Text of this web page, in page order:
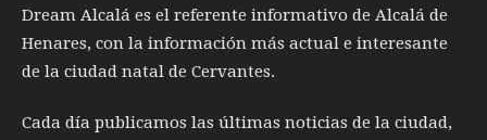
Dream Alcalá es el referente informativo de Alcalá de
Henares, con la información más actual e interesante
de la ciudad natal de Cervantes.
Cada día publicamos las últimas noticias de la ciudad,